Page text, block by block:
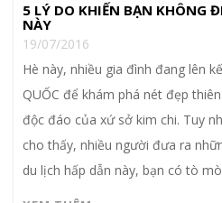
5 LÝ DO KHIẾN BẠN KHÔNG
NÀY
19/07/2016
Hè này, nhiều gia đình đang lên
QUỐC để khám phá nét đẹp
độc đáo của xứ sở kim chi. Tuy
cho thấy, nhiều người đưa ra
du lịch hấp dẫn này, bạn có tò